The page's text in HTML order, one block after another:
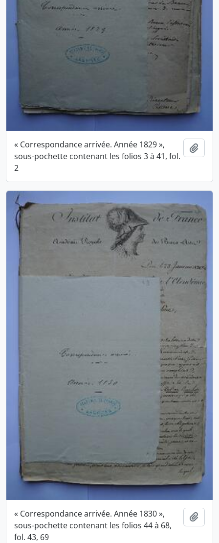
« Correspondance arrivée. Année 1829 »,
sous-pochette contenant les folios 3 à 41, fol.
2
« Correspondance arrivée. Année 1830 »,
sous-pochette contenant les folios 44 à 68,
fol. 43, 69